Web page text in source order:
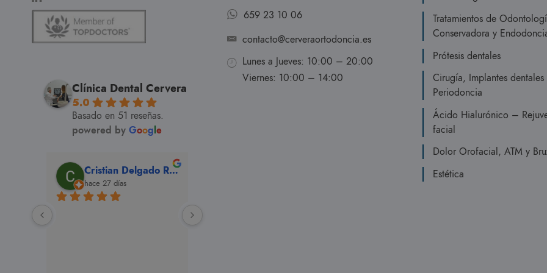
Clínica Dental Cervera
5.0
Basado en 51 reseñas.
powered by Google
Cristian Delgado Ramos
hace 27 días hace 2 meses
659 23 10 06
contacto@cerveraortodoncia.es
Lunes a Jueves: 10:00 – 20:00
Viernes: 10:00 – 14:00
Tratamientos de
Conservadora y
Prótesis dentales
Cirugía, Implantes dentales
Periodoncia
Ácido Hialurónico –
facial
Dolor Orofacial, ATM y
Estética